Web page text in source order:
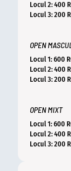
Locul 2: 400
Locul 3: 200
OPEN
Locul 1: 600
Locul 2: 400
Locul 3: 200
OPEN MIXT
Locul 1: 600
Locul 2: 400
Locul 3: 200